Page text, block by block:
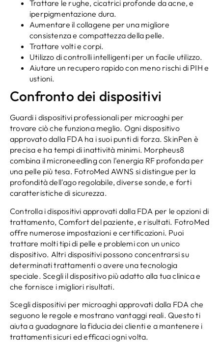
Trattare le rughe, cicatrici profonde da acne, e
iperpigmentazione dura.
Aumentare il collagene per una migliore
consistenza e compattezza della pelle.
Trattare volti e corpi.
Utilizzo di controlli intelligenti per un facile utilizzo.
Aiutare un recupero rapido con meno rischi di PIH e
ustioni.
Confronto dei dispositivi
Guardi i dispositivi professionali per microaghi per
trovare ciò che funziona meglio. Ogni dispositivo
approvato dalla FDA ha i suoi punti di forza. SkinPen è
precisa e ha tempi di inattività minimi. Morpheus8
combina il microneedling con l'energia RF profonda per
una pelle più tesa. FotroMed AWNS si distingue per la
profondità dell'ago regolabile, diverse sonde, e forti
caratteristiche di sicurezza.
Controlla i dispositivi approvati dalla FDA per le opzioni di
trattamento, Comfort del paziente, e risultati. FotroMed
offre numerose impostazioni e certificazioni. Puoi
trattare molti tipi di pelle e problemi con un unico
dispositivo. Altri dispositivi possono concentrarsi su
determinati trattamenti o avere una tecnologia
speciale. Scegli il dispositivo più adatto alla tua clinica e
che fornisce i migliori risultati.
Scegli dispositivi per microaghi approvati dalla FDA che
seguono le regole e mostrano vantaggi reali. Questo ti
aiuta a guadagnare la fiducia dei clienti e a mantenere i
trattamenti sicuri ed efficaci ogni volta.